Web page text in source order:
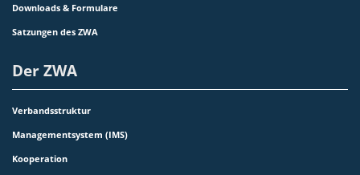
Downloads & Formulare
Satzungen des ZWA
Der ZWA
Verbandsstruktur
Managementsystem (IMS)
Kooperation